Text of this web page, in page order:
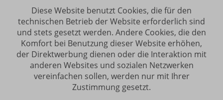
Diese Website benutzt Cookies, die für den
technischen Betrieb der Website erforderlich sind
und stets gesetzt werden. Andere Cookies, die den
Komfort bei Benutzung dieser Website erhöhen,
der Direktwerbung dienen oder die Interaktion mit
anderen Websites und sozialen Netzwerken
vereinfachen sollen, werden nur mit Ihrer
Zustimmung gesetzt.